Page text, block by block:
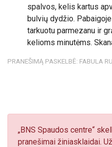
spalvos, kelis kartus
bulvių dydžio.
tarkuotu parmezanu ir
kelioms minutėms.
PRANEŠIMĄ PASKELBĖ: FABULA
„BNS Spaudos centre“
pranešimai žiniasklaidai.